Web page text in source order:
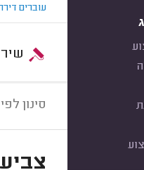
עוברים
סינון